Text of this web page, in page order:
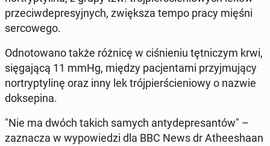
prze­ciw­de­pre­syj­nych, zwięk­sza tempo pracy mięśni
ser­co­we­go.
Od­no­to­wa­no także różnicę w ci­śnie­niu tęt­ni­czym krwi,
się­ga­ją­cą 11 mmHg, między pa­cjen­ta­mi przyj­mu­ją­cy
nor­tryp­ty­li­nę oraz inny lek trój­pier­ście­nio­wy o nazwie
do­kse­pi­na.
"Nie ma dwóch takich samych an­ty­de­pre­san­tów" –
za­zna­cza w wy­po­wie­dzi dla BBC News dr Athe­esha­an